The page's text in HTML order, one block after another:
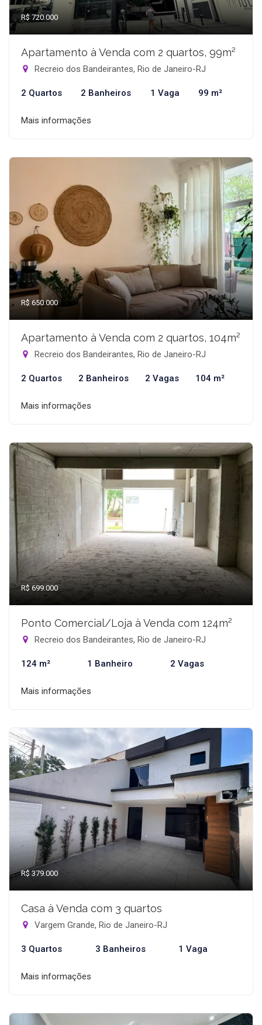
R$ 720.000
Apartamento à Venda com 2 quartos, 99m²
Recreio dos Bandeirantes, Rio de Janeiro-RJ
2 Quartos 2 Banheiros 1 Vaga 99 m²
Mais informações
R$ 650.000
Apartamento à Venda com 2 quartos, 104m²
Recreio dos Bandeirantes, Rio de Janeiro-RJ
2 Quartos 2 Banheiros 2 Vagas 104 m²
Mais informações
R$ 699.000
Ponto Comercial/Loja à Venda com 124m²
Recreio dos Bandeirantes, Rio de Janeiro-RJ
124 m² 1 Banheiro 2 Vagas
Mais informações
R$ 379.000
Casa à Venda com 3 quartos
Vargem Grande, Rio de Janeiro-RJ
3 Quartos 3 Banheiros 1 Vaga
Mais informações